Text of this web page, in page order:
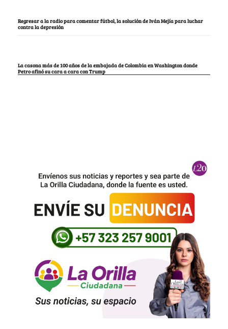
Regresar a la radio para comentar fútbol, la solución de Iván Mejía para luchar
contra la depresión
La casona más de 100 años de la embajada de Colombia en Washington donde
Petro afinó su cara a cara con Trump